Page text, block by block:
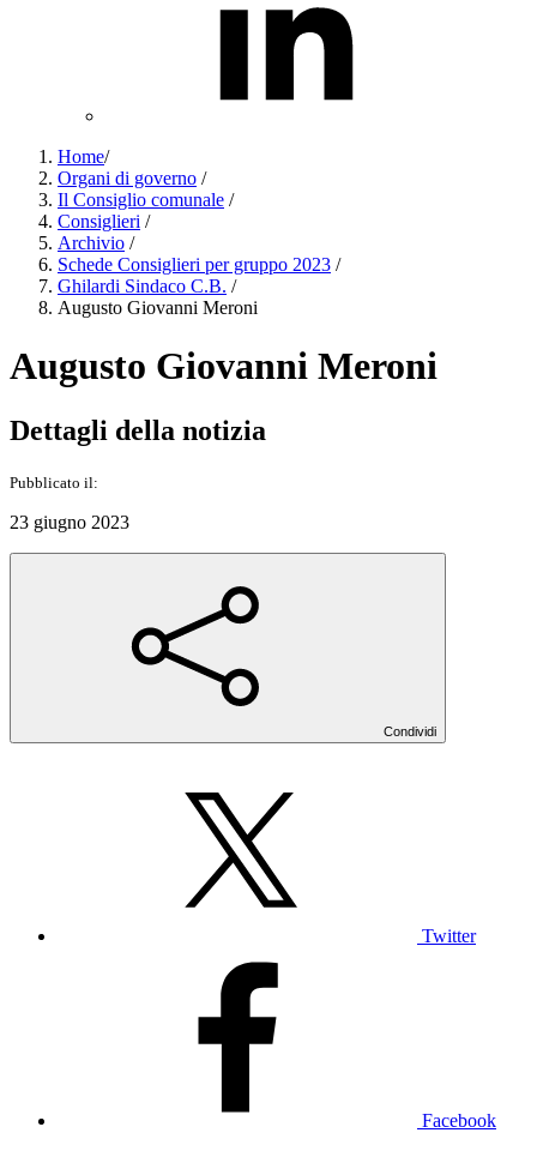
Home/
Organi di governo /
Il Consiglio comunale /
Consiglieri /
Archivio /
Schede Consiglieri per gruppo 2023 /
Ghilardi Sindaco C.B. /
Augusto Giovanni Meroni
Augusto Giovanni Meroni
Dettagli della notizia
Pubblicato il:
23 giugno 2023
Condividi
Twitter
Facebook